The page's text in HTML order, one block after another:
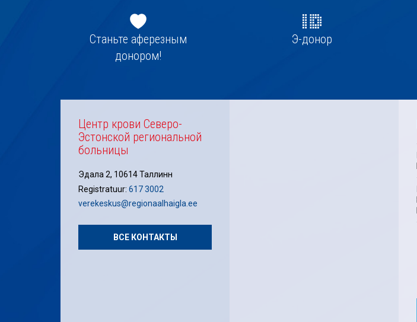
navigatsioonСтаньте аферезным
донором!
Э-донор
Центр крови Северо-
Эстонской региональной
больницы
Эдала 2, 10614 Таллинн
Registratuur: 617 3002
verekeskus@regionaalhaigla.ee
ВСЕ КОНТАКТЫ